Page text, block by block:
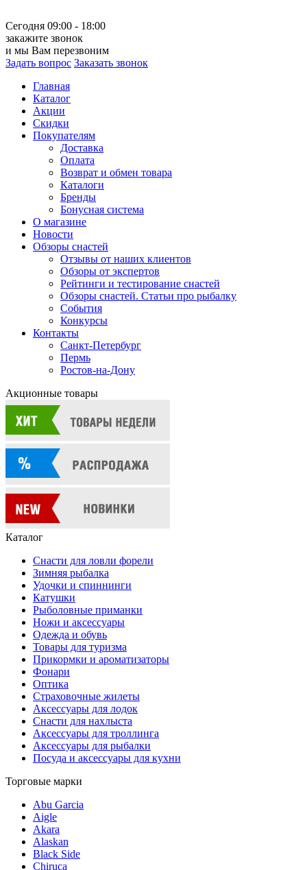
Сегодня 09:00 - 18:00
закажите звонок
и мы Вам перезвоним
Задать вопрос Заказать звонок
Главная
Каталог
Акции
Скидки
Покупателям
Доставка
Оплата
Возврат и обмен товара
Каталоги
Бренды
Бонусная система
О магазине
Новости
Обзоры снастей
Отзывы от наших клиентов
Обзоры от экспертов
Рейтинги и тестирование снастей
Обзоры снастей. Статьи про рыбалку
События
Конкурсы
Контакты
Санкт-Петербург
Пермь
Ростов-на-Дону
Акционные товары
Каталог
Снасти для ловли форели
Зимняя рыбалка
Удочки и спиннинги
Катушки
Рыболовные приманки
Ножи и аксессуары
Одежда и обувь
Товары для туризма
Прикормки и ароматизаторы
Фонари
Оптика
Страховочные жилеты
Аксессуары для лодок
Снасти для нахлыста
Аксессуары для троллинга
Аксессуары для рыбалки
Посуда и аксессуары для кухни
Торговые марки
Abu Garcia
Aigle
Akara
Alaskan
Black Side
Chiruca